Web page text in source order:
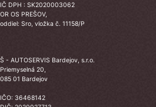
IČ DPH : SK2020003062
OR OS PREŠOV,
oddiel: Sro, vložka č. 11158/P
Š - AUTOSERVIS Bardejov, s.r.o.
Priemyselná 20,
085 01 Bardejov
IČO: 36468142